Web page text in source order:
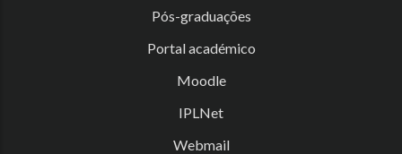
Pós-graduações
Portal académico
Moodle
IPLNet
Webmail